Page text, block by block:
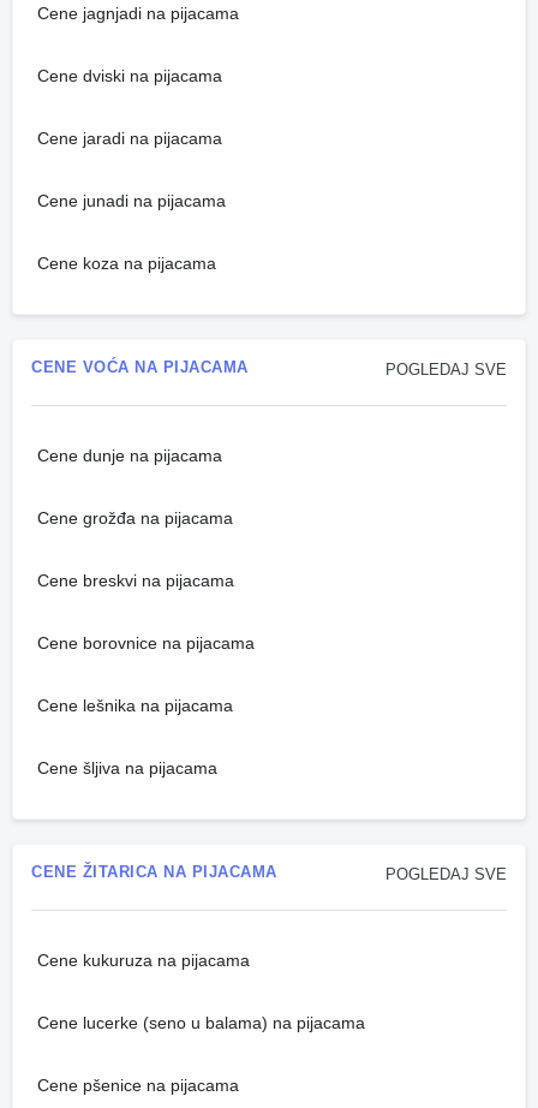
Cene jagnjadi na pijacama
Cene dviski na pijacama
Cene jaradi na pijacama
Cene junadi na pijacama
Cene koza na pijacama
POGLEDAJ SVE
CENE VOĆA NA PIJACAMA
Cene dunje na pijacama
Cene grožđa na pijacama
Cene breskvi na pijacama
Cene borovnice na pijacama
Cene lešnika na pijacama
Cene šljiva na pijacama
POGLEDAJ SVE
CENE ŽITARICA NA PIJACAMA
Cene kukuruza na pijacama
Cene lucerke (seno u balama) na pijacama
Cene pšenice na pijacama